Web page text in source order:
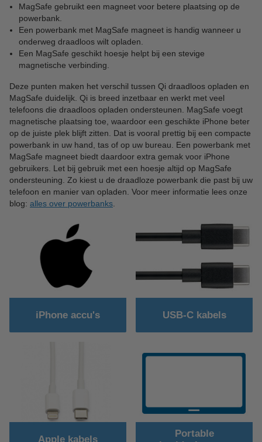
MagSafe gebruikt een magneet voor betere plaatsing op de
powerbank.
Een powerbank met MagSafe magneet is handig wanneer u
onderweg draadloos wilt opladen.
Een MagSafe geschikt hoesje helpt bij een stevige
magnetische verbinding.
Deze punten maken het verschil tussen Qi draadloos opladen en
MagSafe duidelijk. Qi is breed inzetbaar en werkt met veel
telefoons die draadloos opladen ondersteunen. MagSafe voegt
magnetische plaatsing toe, waardoor een geschikte iPhone beter
op de juiste plek blijft zitten. Dat is vooral prettig bij een compacte
powerbank in uw hand, tas of op uw bureau. Een powerbank met
MagSafe magneet biedt daardoor extra gemak voor iPhone
gebruikers. Let bij gebruik met een hoesje altijd op MagSafe
ondersteuning. Zo kiest u de draadloze powerbank die past bij uw
telefoon en manier van opladen. Voor meer informatie lees onze
blog: alles over powerbanks
iPhone accu's USB-C kabels
Apple kabels
Portable